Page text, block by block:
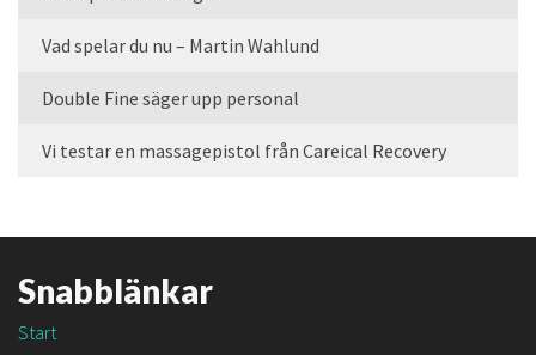
Vad spelar du nu – Martin Wahlund
Double Fine säger upp personal
Vi testar en massagepistol från Careical Recovery
Snabblänkar
Start